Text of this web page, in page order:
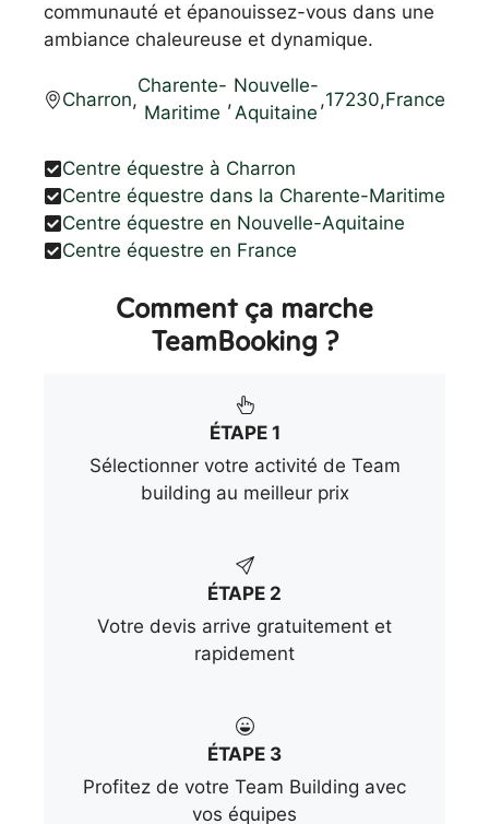
communauté et épanouissez-vous dans une
ambiance chaleureuse et dynamique.
Charron,
Charente-
Maritime
,
Nouvelle-
Aquitaine
,17230,France
Centre équestre à Charron
Centre équestre dans la Charente-Maritime
Centre équestre en Nouvelle-Aquitaine
Centre équestre en France
Comment ça marche
TeamBooking ?
ÉTAPE 1
Sélectionner votre activité de Team
building au meilleur prix
ÉTAPE 2
Votre devis arrive gratuitement et
rapidement
ÉTAPE 3
Profitez de votre Team Building avec
vos équipes